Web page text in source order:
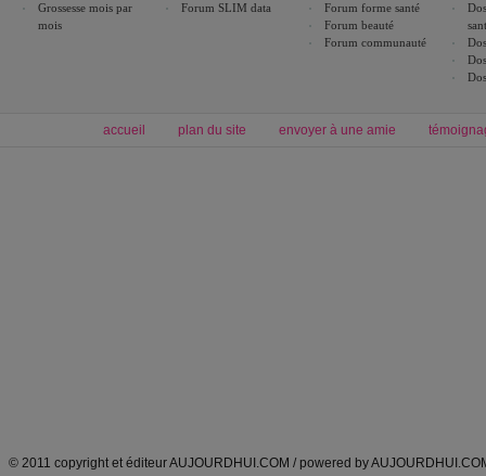
Grossesse mois par
mois
Forum SLIM data
Forum forme santé
Forum beauté
Forum communauté
accueil plan du site envoyer à une amie
© 2011 copyright et éditeur AUJOURDHUI.COM / powered by